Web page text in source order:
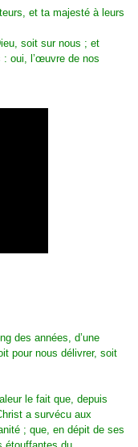
et ta majesté à leurs
soit sur nous ; et
oui, l’œuvre de nos
des années, d’une
pour nous délivrer, soit
le fait que, depuis
a survécu aux
; que, en dépit de ses